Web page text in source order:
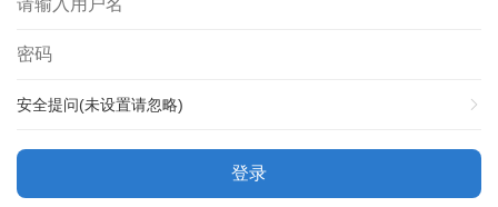
安全提问(未设置请忽略)
登录